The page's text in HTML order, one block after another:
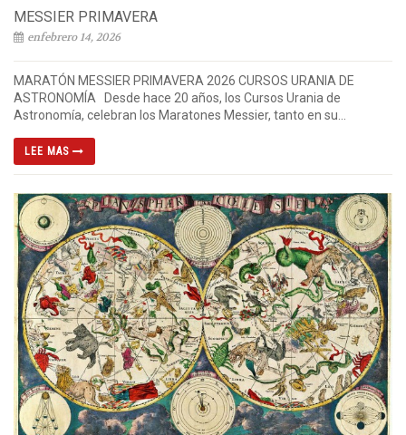
MESSIER PRIMAVERA
enfebrero 14, 2026
MARATÓN MESSIER PRIMAVERA 2026 CURSOS URANIA DE
ASTRONOMÍA Desde hace 20 años, los Cursos Urania de
Astronomía, celebran los Maratones Messier, tanto en su...
LEE MAS